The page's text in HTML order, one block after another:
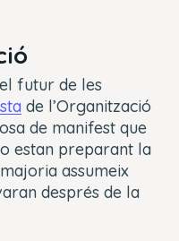
futur de les
de l’Organització
de manifest que
estan preparant la
assumeix
després de la